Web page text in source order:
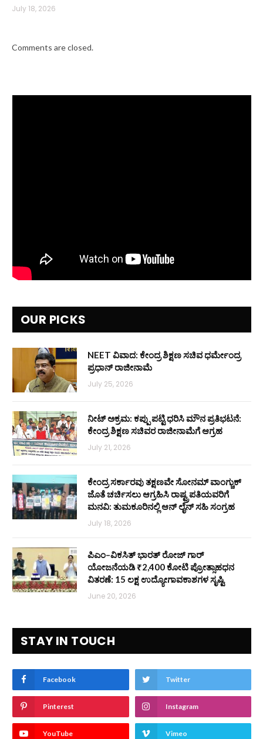
July 18, 2026
Comments are closed.
OUR PICKS
NEET ವಿವಾದ: ಕೇಂದ್ರ ಶಿಕ್ಷಣ ಸಚಿವ ಧರ್ಮೇಂದ್ರ
ಪ್ರಧಾನ್ ರಾಜೀನಾಮೆ
July 25, 2026
ನೀಟ್ ಅಕ್ರಮ: ಕಪ್ಪು ಪಟ್ಟಿ ಧರಿಸಿ ಮೌನ ಪ್ರತಿಭಟನೆ:
ಕೇಂದ್ರ ಶಿಕ್ಷಣ ಸಚಿವರ ರಾಜೀನಾಮೆಗೆ ಆಗ್ರಹ
July 21, 2026
ಕೇಂದ್ರ ಸರ್ಕಾರವು ತಕ್ಷಣವೇ ಸೋನಮ್ ವಾಂಗ್ಚುಕ್
ಜೊತೆ ಚರ್ಚಿಸಲು ಆಗ್ರಹಿಸಿ ರಾಷ್ಟ್ರಪತಿಯವರಿಗೆ
ಮನವಿ: ತುಮಕೂರಿನಲ್ಲಿ ಆನ್‌ ಲೈನ್ ಸಹಿ ಸಂಗ್ರಹ
July 18, 2026
ಪಿಎಂ–ವಿಕಸಿತ್ ಭಾರತ್ ರೋಜ್‌ ಗಾರ್
ಯೋಜನೆಯಡಿ ₹2,400 ಕೋಟಿ ಪ್ರೋತ್ಸಾಹಧನ
ವಿತರಣೆ: 15 ಲಕ್ಷ ಉದ್ಯೋಗಾವಕಾಶಗಳ ಸೃಷ್ಟಿ
June 20, 2026
STAY IN TOUCH
Facebook Twitter
Pinterest Instagram
YouTube Vimeo